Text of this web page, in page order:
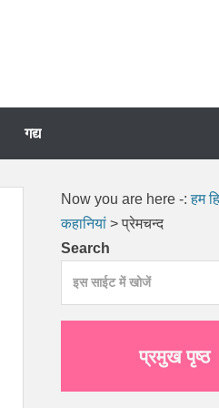
गद्य
Now you are here -: हम
कहानियां >प्रेमचन्द
Search
प्रमुख पृष्ठ